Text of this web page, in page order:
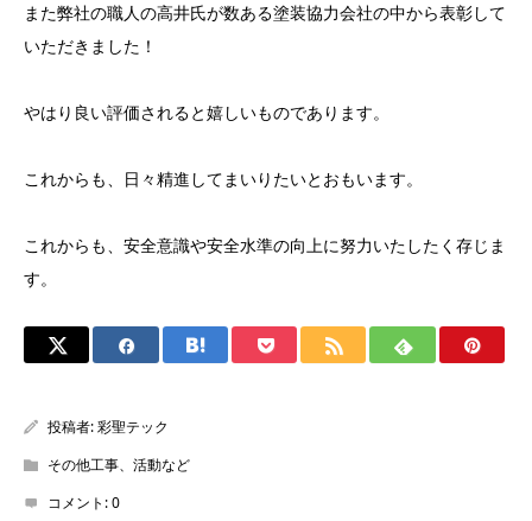
また弊社の職人の高井氏が数ある塗装協力会社の中から表彰して
いただきました！
やはり良い評価されると嬉しいものであります。
これからも、日々精進してまいりたいとおもいます。
これからも、安全意識や安全水準の向上に努力いたしたく存じま
す。
投稿者:彩聖テック
その他工事、活動など
コメント:0